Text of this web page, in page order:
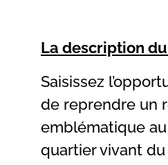
La description
Saisissez
de reprendre un
emblématique
quartier vivant